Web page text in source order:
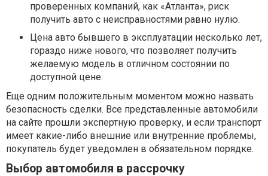
проверенных компаний, как «Атланта», риск
получить авто с неисправностями равно нулю.
Цена авто бывшего в эксплуатации несколько лет,
гораздо ниже нового, что позволяет получить
желаемую модель в отличном состоянии по
доступной цене.
Еще одним положительным моментом можно назвать
безопасность сделки. Все представленные автомобили
на сайте прошли экспертную проверку, и если транспорт
имеет какие-либо внешние или внутренние проблемы,
покупатель будет уведомлен в обязательном порядке.
Выбор автомобиля в рассрочку